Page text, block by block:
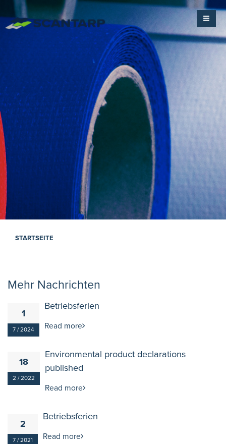
STARTSEITE
Mehr Nachrichten
1
7 / 2024
Betriebsferien
Read more
18
2 / 2022
Environmental product declarations
published
Read more
2
7 / 2021
Betriebsferien
Read more